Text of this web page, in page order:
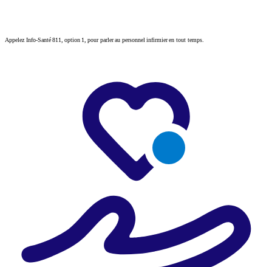
Appelez Info-Santé 811, option 1, pour parler au personnel infirmier en tout temps.